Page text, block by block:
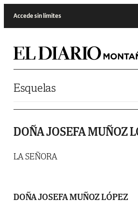
Accede sin límites
Esquelas
DOÑA JOSEFA MUÑOZ
LA SEÑORA
DOÑA JOSEFA MUÑOZ LÓPEZ